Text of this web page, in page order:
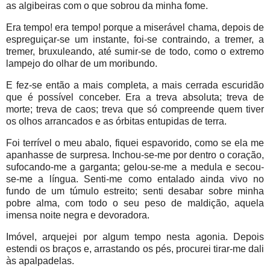
as algibeiras com o que sobrou da minha fome.
Era tempo! era tempo! porque a miserável chama, depois de
espreguiçar-se um instante, foi-se contraindo, a tremer, a
tremer, bruxuleando, até sumir-se de todo, como o extremo
lampejo do olhar de um moribundo.
E fez-se então a mais completa, a mais cerrada escuridão
que é possível conceber. Era a treva absoluta; treva de
morte; treva de caos; treva que só compreende quem tiver
os olhos arrancados e as órbitas entupidas de terra.
Foi terrível o meu abalo, fiquei espavorido, como se ela me
apanhasse de surpresa. Inchou-se-me por dentro o coração,
sufocando-me a garganta; gelou-se-me a medula e secou-
se-me a língua. Senti-me como entalado ainda vivo no
fundo de um túmulo estreito; senti desabar sobre minha
pobre alma, com todo o seu peso de maldição, aquela
imensa noite negra e devoradora.
Imóvel, arquejei por algum tempo nesta agonia. Depois
estendi os braços e, arrastando os pés, procurei tirar-me dali
às apalpadelas.